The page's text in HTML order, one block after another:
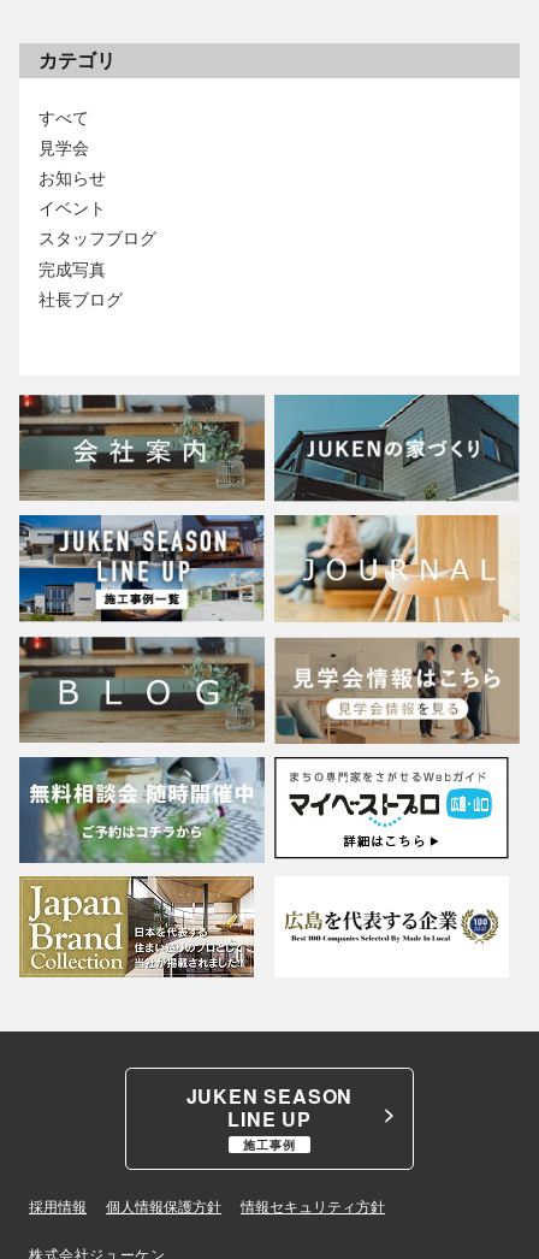
カテゴリ
すべて
見学会
お知らせ
イベント
スタッフブログ
完成写真
社長ブログ
JUKEN SEASON
LINE UP
施工事例
採用情報 個人情報保護方針 情報セキュリティ方針
株式会社ジューケン